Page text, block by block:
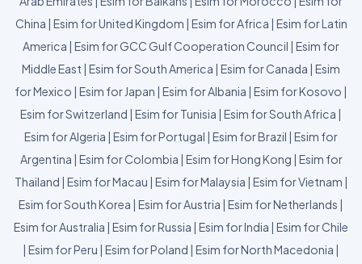
China | Esim for United Kingdom | Esim for Africa | Esim for Latin
America | Esim for GCC Gulf Cooperation Council | Esim for
Middle East | Esim for South America | Esim for Canada | Esim
for Mexico | Esim for Japan | Esim for Albania | Esim for Kosovo |
Esim for Switzerland | Esim for Tunisia | Esim for South Africa |
Esim for Algeria | Esim for Portugal | Esim for Brazil | Esim for
Argentina | Esim for Colombia | Esim for Hong Kong | Esim for
Thailand | Esim for Macau | Esim for Malaysia | Esim for Vietnam |
Esim for South Korea | Esim for Austria | Esim for Netherlands |
Esim for Australia | Esim for Russia | Esim for India | Esim for Chile
| Esim for Peru | Esim for Poland | Esim for North Macedonia |